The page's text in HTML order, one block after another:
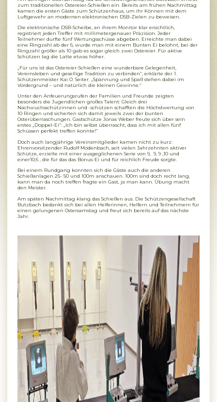
zum traditionellen Ostereier-Schießen ein. Bereits am frühen Nachmittag
kamen die ersten Gäste zum Schützenhaus, um ihr Können mit dem
Luftgewehr an modernen elektronischen DSB-Zielen zu beweisen.
Die elektronische DSB-Scheibe, an ihrem Monitor klar ersichtlich,
registriert jeden Treffer mit millimetergenauer Präzision. Jeder
Teilnehmer durfte fünf Wertungsschüsse abgeben. Erreichte man dabei
eine Ringzahl ab der 6, wurde man mit einem Bunten Ei belohnt, bei der
Ringzahl größer als 10 gab es sogar gleich zwei Ostereier. Für aktive
Schützen lag die Latte etwas höher.
„Für uns ist das Ostereier-Schießen eine wunderbare Gelegenheit,
Vereinsleben und gesellige Tradition zu verbinden“, erklärte der 1.
Schützenmeister Kai O. Seiter. „Spannung und Spaß stehen dabei im
Vordergrund – und natürlich die kleinen Gewinne.“
Unter den Anfeuerungsrufen der Familien und Freunde zeigten
besonders die Jugendlichen großes Talent: Gleich drei
Nachwuchsschützinnen und -schützen schafften die Höchstwertung von
10 Ringen und sicherten sich damit jeweils zwei der bunten
Osterüberraschungen. Gastschütze Jonas Weber freute sich über sein
erstes „Doppel-Ei“: „Ich bin selbst überrascht, dass ich mit allen fünf
Schüssen perfekt treffen konnte!“
Doch auch langjährige Vereinsmitglieder kamen nicht zu kurz:
Ehrenvorsitzender Rudolf Modenbach, seit vielen Jahrzehnten aktiver
Schütze, erzielte mit einer ausgeglichenen Serie von 9, 9, 9 ,10 und
einer10,6 , die für das das Bonus-Ei und für reichlich Freude sorgte.
Bei einem Rundgang konnten sich die Gäste auch die anderen
Schießanlagen 25- 50 und 100m anschauen. 100m sind doch recht lang,
kann man da noch treffen fragte ein Gast, ja man kann. Übung macht
den Meister.
Am späten Nachmittag klang das Schießen aus. Die Schützengesellschaft
Butzbach bedankt sich bei allen Helferinnen, Helfern und Teilnehmern für
einen gelungenen Ostersamstag und freut sich bereits auf das nächste
Jahr.